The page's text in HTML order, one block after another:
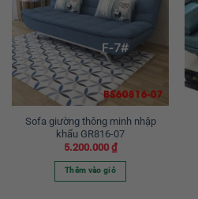
Sofa giường thông minh nhập
khẩu GR816-07
5.200.000 ₫
Thêm vào giỏ